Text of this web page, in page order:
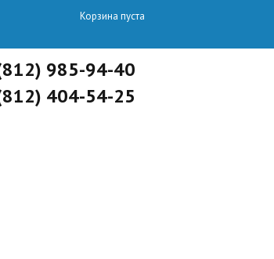
Корзина пуста
985-94-40
404-54-25